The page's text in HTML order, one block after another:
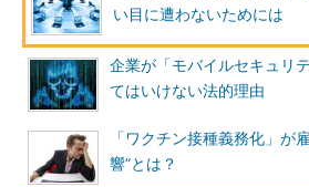
い目に遭わないためには
企業が「モバイルセキュリ
てはいけない法的理由
「ワクチン接種義務化」が
響”とは？